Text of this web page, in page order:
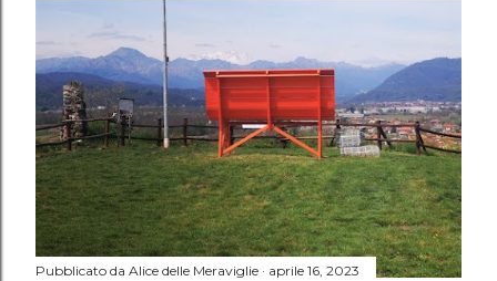
t
Pubblicato da Alice delle Meraviglie aprile 16, 2023